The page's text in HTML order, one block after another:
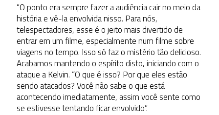
“O ponto era sempre fazer a audiência cair no meio da
história e vê-la envolvida nisso. Para nós,
telespectadores, esse é o jeito mais divertido de
entrar em um filme, especialmente num filme sobre
viagens no tempo. Isso só faz o mistério tão delicioso.
Acabamos mantendo o espírito disto, iniciando com o
ataque a Kelvin. “O que é isso? Por que eles estão
sendo atacados? Você não sabe o que está
acontecendo imediatamente, assim você sente como
se estivesse tentando ficar envolvido”.